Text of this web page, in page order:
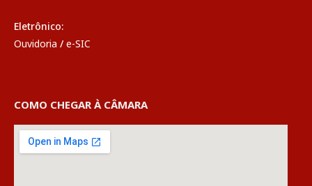
Eletrônico:
Ouvidoria / e-SIC
COMO CHEGAR À CÂMARA